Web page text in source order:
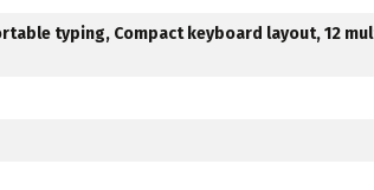
typing, Compact keyboard layout, 12